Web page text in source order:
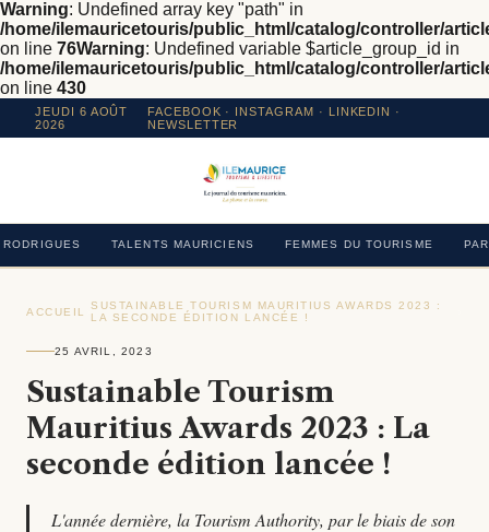
Warning: Undefined array key "path" in
/home/ilemauricetouris/public_html/catalog/controller/
on line 76Warning: Undefined variable $article_group_id in
/home/ilemauricetouris/public_html/catalog/controller/
on line 430
JEUDI 6 AOÛT
2026
FACEBOOK · INSTAGRAM · LINKEDIN ·
NEWSLETTER
RODRIGUES TALENTS MAURICIENS FEMMES DU TOURISME
ACCUEIL ›SUSTAINABLE TOURISM MAURITIUS AWARDS 2023 :
LA SECONDE ÉDITION LANCÉE !
25 AVRIL, 2023
Sustainable Tourism
Mauritius Awards 2023 : La
seconde édition lancée !
L'année dernière, la Tourism Authority, par le biais de son